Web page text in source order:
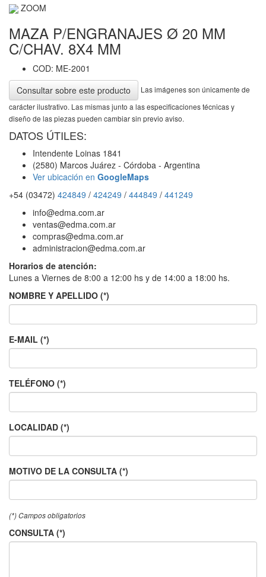
ZOOM
MAZA P/ENGRANAJES Ø 20 MM
C/CHAV. 8X4 MM
COD: ME-2001
Consultar sobre este producto
Las imágenes son únicamente de
carácter ilustrativo. Las mismas junto a las especificaciones técnicas y
diseño de las piezas pueden cambiar sin previo aviso.
DATOS ÚTILES:
Intendente Loinas 1841
(2580) Marcos Juárez - Córdoba - Argentina
Ver ubicación en GoogleMaps
+54 (03472) 424849 / 424249 / 444849 / 441249
info@edma.com.ar
ventas@edma.com.ar
compras@edma.com.ar
administracion@edma.com.ar
Horarios de atención:
Lunes a Viernes de 8:00 a 12:00 hs y de 14:00 a 18:00 hs.
NOMBRE Y APELLIDO (*)
E-MAIL (*)
TELÉFONO (*)
LOCALIDAD (*)
MOTIVO DE LA CONSULTA (*)
(*) Campos obligatorios
CONSULTA (*)